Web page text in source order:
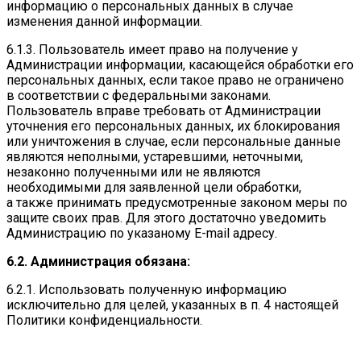
информацию о персональных данных в случае
изменения данной информации.
6.1.3. Пользователь имеет право на получение у
Администрации информации, касающейся обработки его
персональных данных, если такое право не ограничено
в соответствии с федеральными законами.
Пользователь вправе требовать от Администрации
уточнения его персональных данных, их блокирования
или уничтожения в случае, если персональные данные
являются неполными, устаревшими, неточными,
незаконно полученными или не являются
необходимыми для заявленной цели обработки,
а также принимать предусмотренные законом меры по
защите своих прав. Для этого достаточно уведомить
Администрацию по указаному E-mail адресу.
6.2. Администрация обязана:
6.2.1. Использовать полученную информацию
исключительно для целей, указанных в п. 4 настоящей
Политики конфиденциальности.